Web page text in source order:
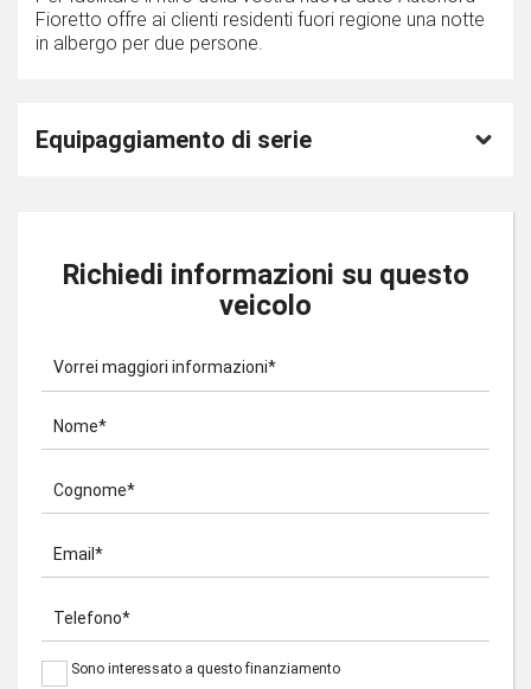
Fioretto offre ai clienti residenti fuori regione una notte
in albergo per due persone.
Equipaggiamento di serie
Richiedi informazioni su questo
veicolo
Vorrei maggiori informazioni*
Nome*
Cognome*
Email*
Telefono*
Sono interessato a questo finanziamento